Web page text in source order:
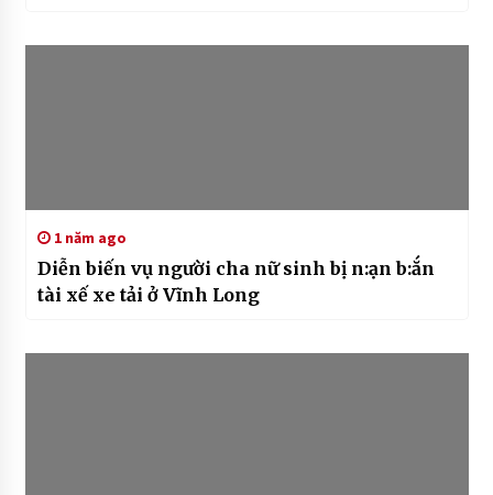
1 năm ago
Diễn biến vụ người cha nữ sinh bị n:ạn b:ắn
tài xế xe tải ở Vĩnh Long